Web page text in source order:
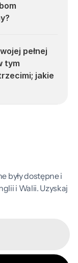
pełnej
tym
jakie
były dostępne i
i Walii. Uzyskaj